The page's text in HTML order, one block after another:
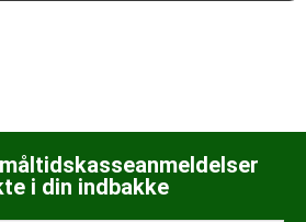
i din indbakke